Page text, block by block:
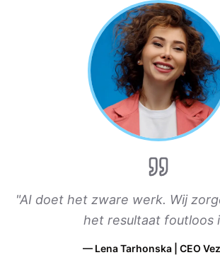
"AI doet het zware werk. Wij
het resultaat foutloos
— Lena Tarhonska | CEO